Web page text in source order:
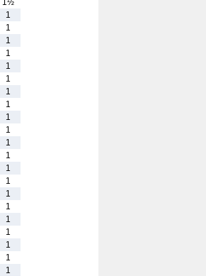
1½
1
1
1
1
1
1
1
1
1
1
1
1
1
1
1
1
1
1
1
1
1